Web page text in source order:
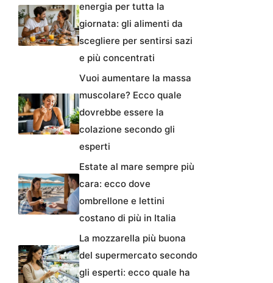
energia per tutta la
giornata: gli alimenti da
scegliere per sentirsi sazi
e più concentrati
Vuoi aumentare la massa
muscolare? Ecco quale
dovrebbe essere la
colazione secondo gli
esperti
Estate al mare sempre più
cara: ecco dove
ombrellone e lettini
costano di più in Italia
La mozzarella più buona
del supermercato secondo
gli esperti: ecco quale ha